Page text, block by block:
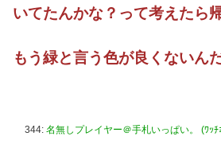
いてたんかな？って考えたら
もう緑と言う色が良くないん
344: 名無しプレイヤー＠手札いっぱい。 (ﾜｯ